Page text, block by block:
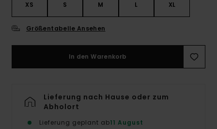
XS S M L XL
Größentabelle Ansehen
In den Warenkorb
Lieferung nach Hause oder zum
Abholort
Lieferung geplant ab11 August